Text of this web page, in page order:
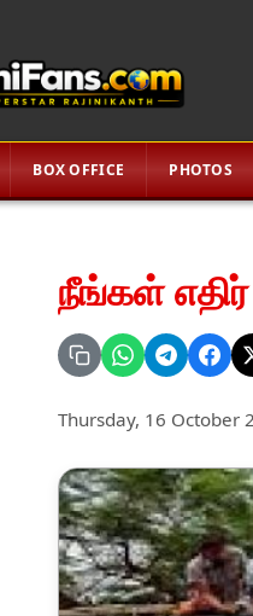
BOX OFFICE PHOTOS
நீங்கள் எதிர்
Thursday, 16 October